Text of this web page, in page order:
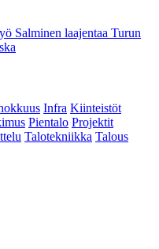
Salminen laajentaa Turun
Infra Kiinteistöt
Pientalo Projektit
Talotekniikka Talous